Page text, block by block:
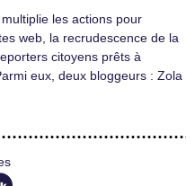
les actions pour
web, la recrudescence de la
citoyens prêts à
eux, deux bloggeurs : Zola